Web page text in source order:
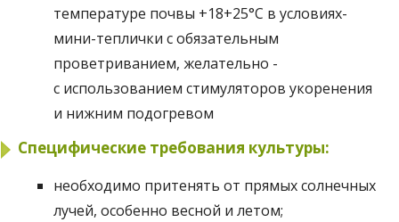
температуре почвы +18+25°C в условиях-
мини-теплички с обязательным
проветриванием, желательно -
с использованием стимуляторов укоренения
и нижним подогревом
Специфические требования культуры:
необходимо притенять от прямых солнечных
лучей, особенно весной и летом;